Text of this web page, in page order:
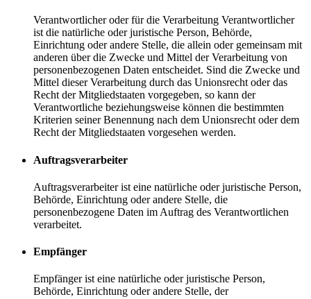
Verantwortlicher oder für die Verarbeitung Verantwortlicher
ist die natürliche oder juristische Person, Behörde,
Einrichtung oder andere Stelle, die allein oder gemeinsam mit
anderen über die Zwecke und Mittel der Verarbeitung von
personenbezogenen Daten entscheidet. Sind die Zwecke und
Mittel dieser Verarbeitung durch das Unionsrecht oder das
Recht der Mitgliedstaaten vorgegeben, so kann der
Verantwortliche beziehungsweise können die bestimmten
Kriterien seiner Benennung nach dem Unionsrecht oder dem
Recht der Mitgliedstaaten vorgesehen werden.
Auftragsverarbeiter
Auftragsverarbeiter ist eine natürliche oder juristische Person,
Behörde, Einrichtung oder andere Stelle, die
personenbezogene Daten im Auftrag des Verantwortlichen
verarbeitet.
Empfänger
Empfänger ist eine natürliche oder juristische Person,
Behörde, Einrichtung oder andere Stelle, der